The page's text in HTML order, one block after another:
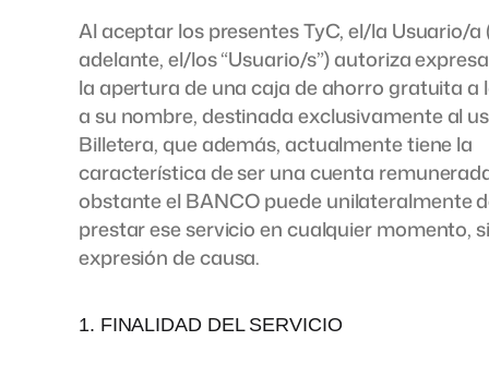
Al aceptar los presentes TyC, el/la Usuario/a
adelante, el/los “Usuario/s”) autoriza
la apertura de una caja de ahorro gratuita a
a su nombre, destinada exclusivamente al
Billetera, que además, actualmente tiene la
característica de ser una cuenta
obstante el BANCO puede unilateralmente
prestar ese servicio en cualquier momento,
expresión de causa.
1. FINALIDAD DEL SERVICIO